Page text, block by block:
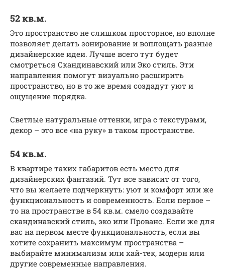
52 кв.м.
Это пространство не слишком просторное, но вполне
позволяет делать зонирование и воплощать разные
дизайнерские идеи. Лучше всего тут будет
смотреться Скандинавский или Эко стиль. Эти
направления помогут визуально расширить
пространство, но в то же время создадут уют и
ощущение порядка.
Светлые натуральные оттенки, игра с текстурами,
декор – это все «на руку» в таком пространстве.
54 кв.м.
В квартире таких габаритов есть место для
дизайнерских фантазий. Тут все зависит от того,
что вы желаете подчеркнуть: уют и комфорт или же
функциональность и современность. Если первое –
то на пространстве в 54 кв.м. смело создавайте
скандинавский стиль, эко или Прованс. Если же для
вас на первом месте функциональность, если вы
хотите сохранить максимум пространства –
выбирайте минимализм или хай-тек, модерн или
другие современные направления.